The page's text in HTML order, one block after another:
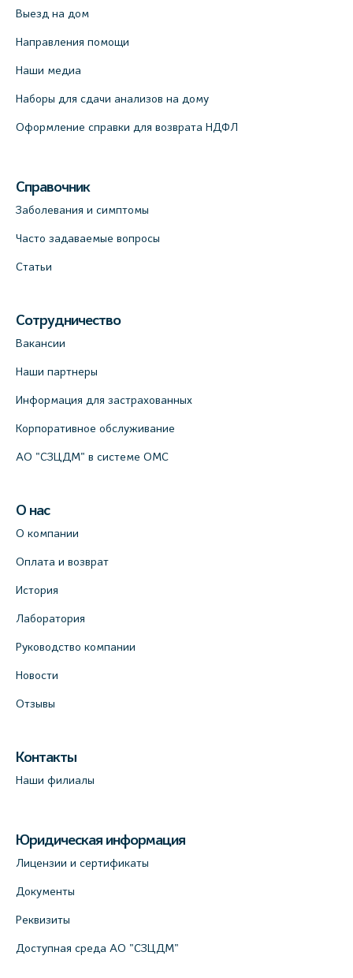
(официальный партнер), Красносельское
шоссе, 54, к.3
+7 (812) 660-73-69
Клиника ОРТОКРОСС на Волжском пер.
Лабораторный терминал на
Кронверкском пр., 31 (официальный
+7 (812) 498-10-30
На карте
Клиника “ПулковоСтом” на Пулковском
шоссе, д.26, к.6. (официальный партнёр)
+7 (812) 679-11-01
Савушкина, 124 (официальный партнёр)
+7 (812) 565-11-12
В.О., д.5 (официальный партнёр)
+7 (812) 565-11-12
Выезд на дом
Направления помощи
Наши медиа
Наборы для сдачи анализов на дому
Оформление справки для возврата НДФЛ
Справочник
Заболевания и симптомы
Часто задаваемые вопросы
Статьи
Сотрудничество
Вакансии
Наши партнеры
Информация для застрахованных
Корпоративное обслуживание
АО "СЗЦДМ" в системе ОМС
О нас
О компании
Оплата и возврат
История
Лаборатория
Руководство компании
Новости
Отзывы
Контакты
Наши филиалы
Юридическая информация
Лицензии и сертификаты
Документы
Реквизиты
Доступная среда АО "СЗЦДМ"